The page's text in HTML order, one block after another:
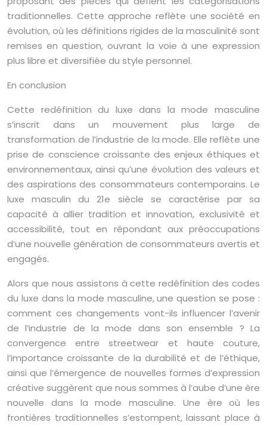
traditionnelles. Cette approche reflète une société en
évolution, où les définitions rigides de la masculinité sont
remises en question, ouvrant la voie à une expression
plus libre et diversifiée du style personnel.
En conclusion
Cette redéfinition du luxe dans la mode masculine
s’inscrit dans un mouvement plus large de
transformation de l’industrie de la mode. Elle reflète une
prise de conscience croissante des enjeux éthiques et
environnementaux, ainsi qu’une évolution des valeurs et
des aspirations des consommateurs contemporains. Le
luxe masculin du 21e siècle se caractérise par sa
capacité à allier tradition et innovation, exclusivité et
accessibilité, tout en répondant aux préoccupations
d’une nouvelle génération de consommateurs avertis et
engagés.
Alors que nous assistons à cette redéfinition des codes
du luxe dans la mode masculine, une question se pose :
comment ces changements vont-ils influencer l’avenir
de l’industrie de la mode dans son ensemble ? La
convergence entre streetwear et haute couture,
l’importance croissante de la durabilité et de l’éthique,
ainsi que l’émergence de nouvelles formes d’expression
créative suggèrent que nous sommes à l’aube d’une ère
nouvelle dans la mode masculine. Une ère où les
frontières traditionnelles s’estompent, laissant place à